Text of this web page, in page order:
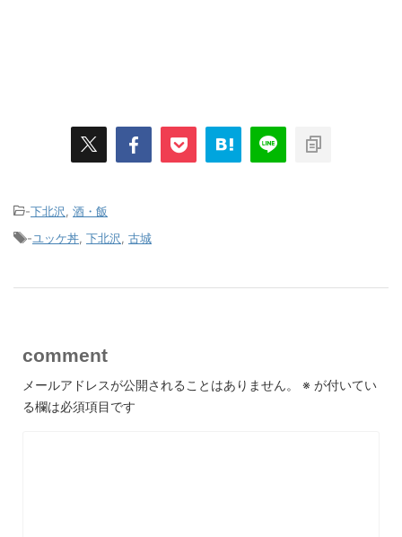
-下北沢
酒・飯
-ユッケ丼 下北沢 古城
comment
メールアドレスが公開されることはありません。 ※ が付いてい
る欄は必須項目です